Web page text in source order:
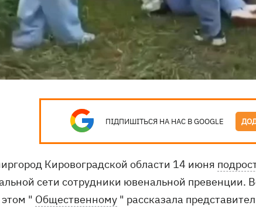
ПІДПИШІТЬСЯ НА НАС В GOOGLE
Кировоградской области 14 июня
сети сотрудники ювенальной превенции.
" Общественному " рассказала